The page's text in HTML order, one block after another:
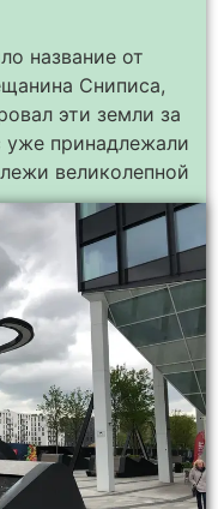
название от
Сниписа,
эти земли за
принадлежали
великолепной